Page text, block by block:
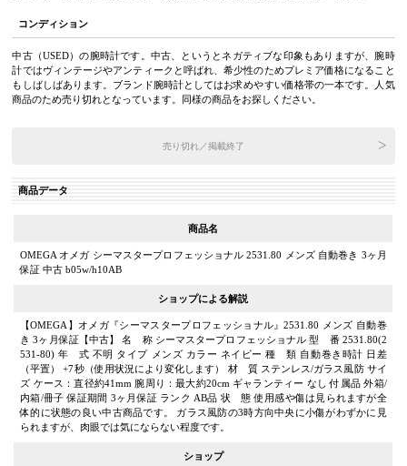
コンディション
中古（USED）の腕時計です。中古、というとネガティブな印象もありますが、腕時
計ではヴィンテージやアンティークと呼ばれ、希少性のためプレミア価格になること
もしばしばあります。ブランド腕時計としてはお求めやすい価格帯の一本です。人気
商品のため売り切れとなっています。同様の商品をお探しください。
売り切れ／掲載終了
商品データ
商品名
OMEGA オメガ シーマスタープロフェッショナル 2531.80 メンズ 自動巻き 3ヶ月
保証 中古 b05w/h10AB
ショップによる解説
【OMEGA】オメガ『シーマスタープロフェッショナル』2531.80 メンズ 自動巻
き 3ヶ月保証【中古】 名 称 シーマスタープロフェッショナル 型 番 2531.80(2
531-80) 年 式 不明 タイプ メンズ カラー ネイビー 種 類 自動巻き時計 日差
（平置） +7秒（使用状況により変化します） 材 質 ステンレス/ガラス風防 サイ
ズ ケース：直径約41mm 腕周り：最大約20cm ギャランティー なし 付属品 外箱/
内箱/冊子 保証期間 3ヶ月保証 ランク AB品 状 態 使用感や傷は見られますが全
体的に状態の良い中古商品です。 ガラス風防の3時方向中央に小傷がわずかに見
られますが、肉眼では気にならない程度です。
ショップ